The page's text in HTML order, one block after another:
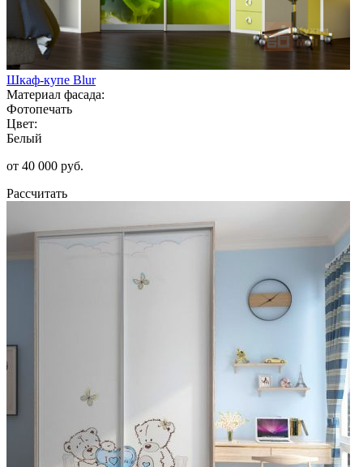
Шкаф-купе Blur
Материал фасада:
Фотопечать
Цвет:
Белый
от 40 000 руб.
Рассчитать